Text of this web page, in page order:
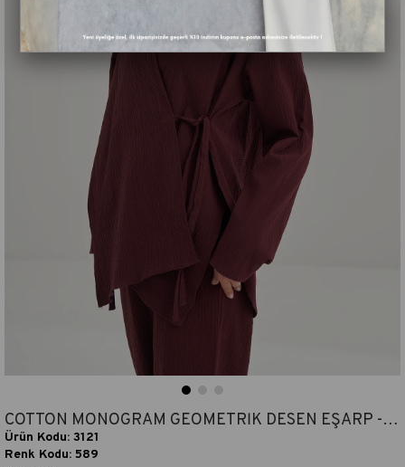
COTTON MONOGRAM GEOMETRİK DESEN EŞARP - AÇIK VİZON
Ürün Kodu: 3121
Renk Kodu: 589